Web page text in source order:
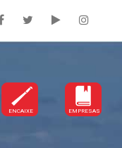
ENCAIXE EMPRESAS